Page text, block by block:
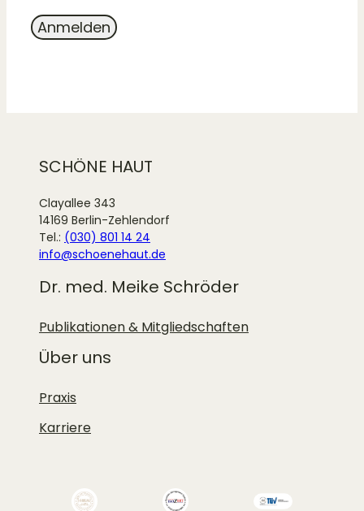
SCHÖNE HAUT
Clayallee 343
14169 Berlin-Zehlendorf
Tel.: (030) 801 14 24
info@schoenehaut.de
Dr. med. Meike Schröder
Publikationen & Mitgliedschaften
Über uns
Praxis
Karriere